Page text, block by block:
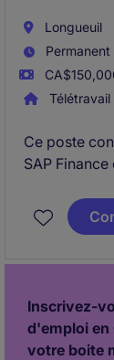
Longueuil
Permanent
Ce poste
SAP
priorités et
Inscrivez-
d'emploi en
votre boite